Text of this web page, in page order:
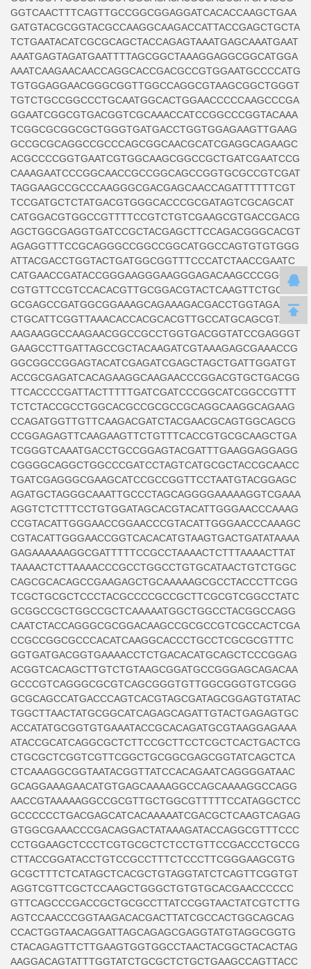
GGTCAACTTTCAGTTGCCGGCGGAGGATCACACCAAGCTGAA
GATGTACGCGGTACGCCAAGGCAAGACCATTACCGAGCTGCTA
TCTGAATACATCGCGCAGCTACCAGAGTAAATGAGCAAATGAAT
AAATGAGTAGATGAATTTTAGCGGCTAAAGGAGGCGGCATGGA
AAATCAAGAACAACCAGGCACCGACGCCGTGGAATGCCCCATG
TGTGGAGGAACGGGCGGTTGGCCAGGCGTAAGCGGCTGGGT
TGTCTGCCGGCCCTGCAATGGCACTGGAACCCCCAAGCCCGA
GGAATCGGCGTGACGGTCGCAAACCATCCGGCCCGGTACAAA
TCGGCGCGGCGCTGGGTGATGACCTGGTGGAGAAGTTGAAG
GCCGCGCAGGCCGCCCAGCGGCAACGCATCGAGGCAGAAGC
ACGCCCCGGTGAATCGTGGCAAGCGGCCGCTGATCGAATCCG
CAAAGAATCCCGGCAACCGCCGGCAGCCGGTGCGCCGTCGAT
TAGGAAGCCGCCCAAGGGCGACGAGCAACCAGATTTTTTCGT
TCCGATGCTCTATGACGTGGGCACCCGCGATAGTCGCAGCAT
CATGGACGTGGCCGTTTTCCGTCTGTCGAAGCGTGACCGACG
AGCTGGCGAGGTGATCCGCTACGAGCTTCCAGACGGGCACGT
AGAGGTTTCCGCAGGGCCGGCCGGCATGGCCAGTGTGTGGG
ATTACGACCTGGTACTGATGGCGGTTTCCCATCTAACCGAATC
CATGAACCGATACCGGGAAGGGAAGGGAGACAAGCCCGGCCG
CGTGTTCCGTCCACACGTTGCGGACGTACTCAAGTTCTGCCG
GCGAGCCGATGGCGGAAAGCAGAAAGACGACCTGGTAGAAAC
CTGCATTCGGTTAAACACCACGCACGTTGCCATGCAGCGTACG
AAGAAGGCCAAGAACGGCCGCCTGGTGACGGTATCCGAGGGT
GAAGCCTTGATTAGCCGCTACAAGATCGTAAAGAGCGAAACCG
GGCGGCCGGAGTACATCGAGATCGAGCTAGCTGATTGGATGT
ACCGCGAGATCACAGAAGGCAAGAACCCGGACGTGCTGACGG
TTCACCCCGATTACTTTTTGATCGATCCCGGCATCGGCCGTTT
TCTCTACCGCCTGGCACGCCGCGCCGCAGGCAAGGCAGAAG
CCAGATGGTTGTTCAAGACGATCTACGAACGCAGTGGCAGCG
CCGGAGAGTTCAAGAAGTTCTGTTTCACCGTGCGCAAGCTGA
TCGGGTCAAATGACCTGCCGGAGTACGATTTGAAGGAGGAGG
CGGGGCAGGCTGGCCCGATCCTAGTCATGCGCTACCGCAACC
TGATCGAGGGCGAAGCATCCGCCGGTTCCTAATGTACGGAGC
AGATGCTAGGGCAAATTGCCCTAGCAGGGGAAAAAGGTCGAAA
AGGTCTCTTTCCTGTGGATAGCACGTACATTGGGAACCCAAAG
CCGTACATTGGGAACCGGAACCCGTACATTGGGAACCCAAAGC
CGTACATTGGGAACCGGTCACACATGTAAGTGACTGATATAAAA
GAGAAAAAAGGCGATTTTTCCGCCTAAAACTCTTTAAAACTTAT
TAAAACTCTTAAAACCCGCCTGGCCTGTGCATAACTGTCTGGC
CAGCGCACAGCCGAAGAGCTGCAAAAAGCGCCTACCCTTCGG
TCGCTGCGCTCCCTACGCCCCGCCGCTTCGCGTCGGCCTATC
GCGGCCGCTGGCCGCTCAAAAATGGCTGGCCTACGGCCAGG
CAATCTACCAGGGCGCGGACAAGCCGCGCCGTCGCCACTCGA
CCGCCGGCGCCCACATCAAGGCACCCTGCCTCGCGCGTTTC
GGTGATGACGGTGAAAACCTCTGACACATGCAGCTCCCGGAG
ACGGTCACAGCTTGTCTGTAAGCGGATGCCGGGAGCAGACAA
GCCCGTCAGGGCGCGTCAGCGGGTGTTGGCGGGTGTCGGG
GCGCAGCCATGACCCAGTCACGTAGCGATAGCGGAGTGTATAC
TGGCTTAACTATGCGGCATCAGAGCAGATTGTACTGAGAGTGC
ACCATATGCGGTGTGAAATACCGCACAGATGCGTAAGGAGAAA
ATACCGCATCAGGCGCTCTTCCGCTTCCTCGCTCACTGACTCG
CTGCGCTCGGTCGTTCGGCTGCGGCGAGCGGTATCAGCTCA
CTCAAAGGCGGTAATACGGTTATCCACAGAATCAGGGGATAAC
GCAGGAAAGAACATGTGAGCAAAAGGCCAGCAAAAGGCCAGG
AACCGTAAAAAGGCCGCGTTGCTGGCGTTTTTCCATAGGCTCC
GCCCCCCTGACGAGCATCACAAAAATCGACGCTCAAGTCAGAG
GTGGCGAAACCCGACAGGACTATAAAGATACCAGGCGTTTCCC
CCTGGAAGCTCCCTCGTGCGCTCTCCTGTTCCGACCCTGCCG
CTTACCGGATACCTGTCCGCCTTTCTCCCTTCGGGAAGCGTG
GCGCTTTCTCATAGCTCACGCTGTAGGTATCTCAGTTCGGTGT
AGGTCGTTCGCTCCAAGCTGGGCTGTGTGCACGAACCCCCC
GTTCAGCCCGACCGCTGCGCCTTATCCGGTAACTATCGTCTTG
AGTCCAACCCGGTAAGACACGACTTATCGCCACTGGCAGCAG
CCACTGGTAACAGGATTAGCAGAGCGAGGTATGTAGGCGGTG
CTACAGAGTTCTTGAAGTGGTGGCCTAACTACGGCTACACTAG
AAGGACAGTATTTGGTATCTGCGCTCTGCTGAAGCCAGTTACC